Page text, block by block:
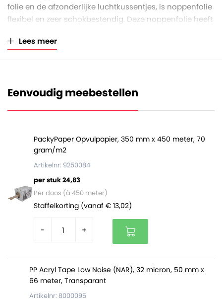
folie en de afzonderlijke luchtkussentjes, is noppenfolie
flexibel en zeer schokbestendig. Deze noppenfolie heeft
een nopdiameter van 10 mm. De diameter van een volle
Is gemaakt van 100% gerecycled materiaal
Is dus erg milieuvriendelijk
beschadigingen
beschermmateriaal
Lees meer
Eenvoudig meebestellen
PackyPaper Opvulpapier, 350 mm x 450 meter, 70
gram/m2
Artikelnr: 9250084
per stuk 24,83
Per doos (à 450 meter)
Staffelkorting (vanaf € 13,02)
- +
PP Acryl Tape Low Noise (NAR), 32 micron, 50 mm x
66 meter, Transparant
Artikelnr: 8000095